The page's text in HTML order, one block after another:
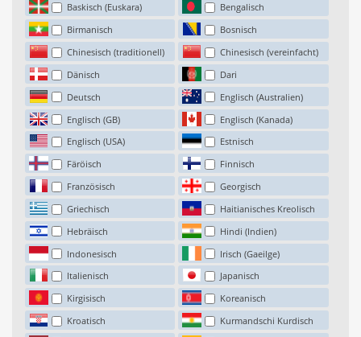
Baskisch (Euskara)
Bengalisch
Birmanisch
Bosnisch
Chinesisch (traditionell)
Chinesisch (vereinfacht)
Dänisch
Dari
Deutsch
Englisch (Australien)
Englisch (GB)
Englisch (Kanada)
Englisch (USA)
Estnisch
Färöisch
Finnisch
Französisch
Georgisch
Griechisch
Haitianisches Kreolisch
Hebräisch
Hindi (Indien)
Indonesisch
Irisch (Gaeilge)
Italienisch
Japanisch
Kirgisisch
Koreanisch
Kroatisch
Kurmandschi Kurdisch